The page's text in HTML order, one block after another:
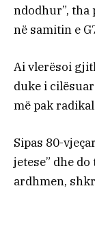
ndodhur”,
në samitin e
Ai vlerësoi
duke i
më pak
Sipas 80-
jetese” dhe
ardhmen,